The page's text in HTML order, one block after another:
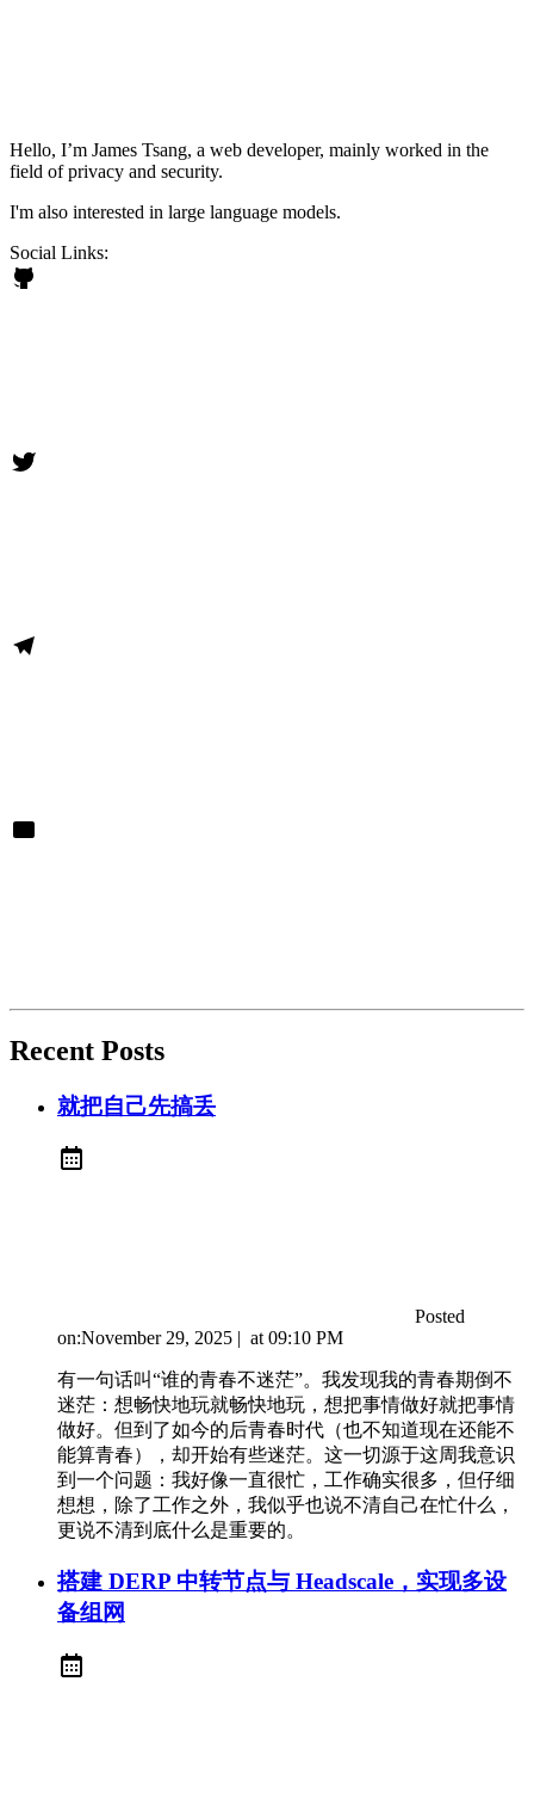
Hello, I’m James Tsang, a web developer, mainly worked in the
field of privacy and security.
I'm also interested in large language models.
Social Links:
Recent Posts
就把自己先搞丢
Posted
on:November 29, 2025 | at 09:10 PM
有一句话叫“谁的青春不迷茫”。我发现我的青春期倒不
迷茫：想畅快地玩就畅快地玩，想把事情做好就把事情
做好。但到了如今的后青春时代（也不知道现在还能不
能算青春），却开始有些迷茫。这一切源于这周我意识
到一个问题：我好像一直很忙，工作确实很多，但仔细
想想，除了工作之外，我似乎也说不清自己在忙什么，
更说不清到底什么是重要的。
搭建 DERP 中转节点与 Headscale，实现多设
备组网